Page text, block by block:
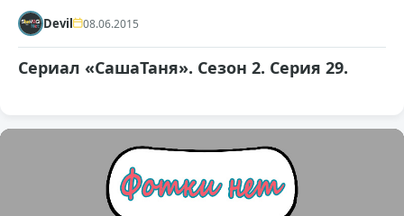
Devil 08.06.2015
Сериал «СашаТаня». Сезон 2. Серия 29.